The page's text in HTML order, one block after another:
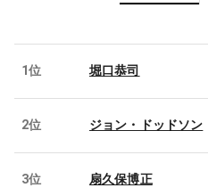
1位 堀口恭司
2位 ジョン・ドッドソン
3位 扇久保博正